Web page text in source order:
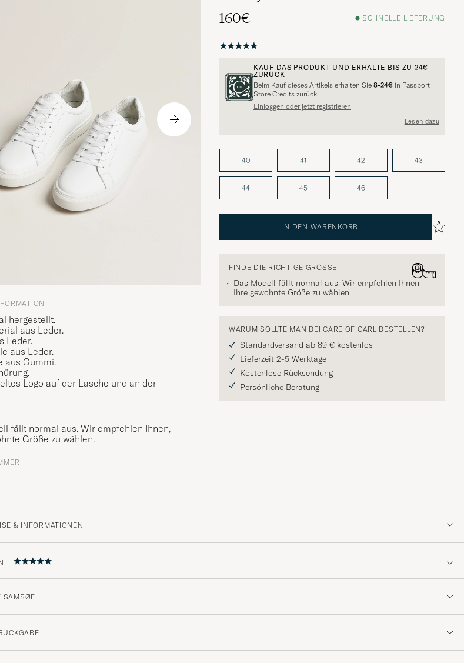
160€
SCHNELLE LIEFERUNG
KAUF DAS PRODUKT UND ERHALTE BIS ZU 24€
ZURÜCK
Beim Kauf dieses Artikels erhalten Sie 8-24€ in Passport
Store Credits zurück.
Einloggen oder jetzt registrieren
Lesen dazu
40 41 42 43
44 45 46
IN DEN WARENKORB
FINDE DIE RICHTIGE GRÖSSE
Das Modell fällt normal aus. Wir empfehlen Ihnen,
Ihre gewohnte Größe zu wählen.
WARUM SOLLTE MAN BEI CARE OF CARL BESTELLEN?
Standardversand ab 89 € kostenlos
Lieferzeit 2-5 Werktage
Kostenlose Rücksendung
Persönliche Beratung
hergestellt.
aus Leder.
Leder.
aus Leder.
aus Gummi.
Logo auf der Lasche und an der
fällt normal aus. Wir empfehlen Ihnen,
Größe zu wählen.
& INFORMATIONEN
L
SAMSØE